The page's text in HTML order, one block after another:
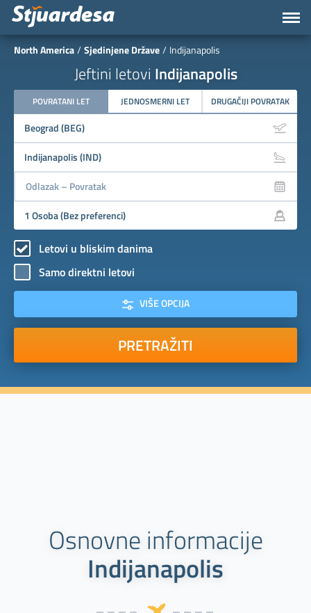
North America Sjedinjene Države Indijanapolis
Jeftini letovi Indijanapolis
POVRATANI LET JEDNOSMERNI LET DRUGAČIJI POVRATAK
Letovi u bliskim danima
Samo direktni letovi
VIŠE OPCIJA
PRETRAŽITI
Osnovne informacije
Indijanapolis